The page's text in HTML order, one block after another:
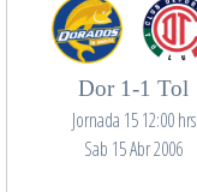
Dor 1-1 Tol
Jornada 15 12:00 hrs
Sab 15 Abr 2006